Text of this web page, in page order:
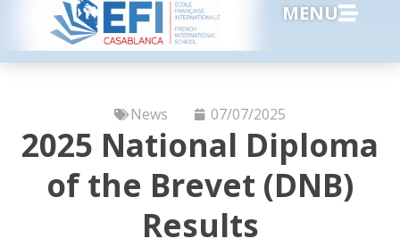
MENU
News 07/07/2025
2025 National Diploma
of the Brevet (DNB)
Results